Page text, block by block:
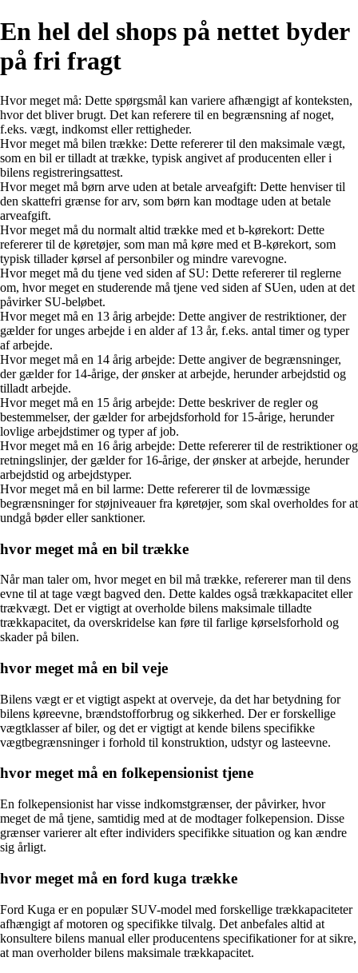
En hel del shops på nettet byder
på fri fragt
Hvor meget må: Dette spørgsmål kan variere afhængigt af konteksten,
hvor det bliver brugt. Det kan referere til en begrænsning af noget,
f.eks. vægt, indkomst eller rettigheder.
Hvor meget må bilen trække: Dette refererer til den maksimale vægt,
som en bil er tilladt at trække, typisk angivet af producenten eller i
bilens registreringsattest.
Hvor meget må børn arve uden at betale arveafgift: Dette henviser til
den skattefri grænse for arv, som børn kan modtage uden at betale
arveafgift.
Hvor meget må du normalt altid trække med et b-kørekort: Dette
refererer til de køretøjer, som man må køre med et B-kørekort, som
typisk tillader kørsel af personbiler og mindre varevogne.
Hvor meget må du tjene ved siden af SU: Dette refererer til reglerne
om, hvor meget en studerende må tjene ved siden af SUen, uden at det
påvirker SU-beløbet.
Hvor meget må en 13 årig arbejde: Dette angiver de restriktioner, der
gælder for unges arbejde i en alder af 13 år, f.eks. antal timer og typer
af arbejde.
Hvor meget må en 14 årig arbejde: Dette angiver de begrænsninger,
der gælder for 14-årige, der ønsker at arbejde, herunder arbejdstid og
tilladt arbejde.
Hvor meget må en 15 årig arbejde: Dette beskriver de regler og
bestemmelser, der gælder for arbejdsforhold for 15-årige, herunder
lovlige arbejdstimer og typer af job.
Hvor meget må en 16 årig arbejde: Dette refererer til de restriktioner og
retningslinjer, der gælder for 16-årige, der ønsker at arbejde, herunder
arbejdstid og arbejdstyper.
Hvor meget må en bil larme: Dette refererer til de lovmæssige
begrænsninger for støjniveauer fra køretøjer, som skal overholdes for at
undgå bøder eller sanktioner.
hvor meget må en bil trække
Når man taler om, hvor meget en bil må trække, refererer man til dens
evne til at tage vægt bagved den. Dette kaldes også trækkapacitet eller
trækvægt. Det er vigtigt at overholde bilens maksimale tilladte
trækkapacitet, da overskridelse kan føre til farlige kørselsforhold og
skader på bilen.
hvor meget må en bil veje
Bilens vægt er et vigtigt aspekt at overveje, da det har betydning for
bilens køreevne, brændstofforbrug og sikkerhed. Der er forskellige
vægtklasser af biler, og det er vigtigt at kende bilens specifikke
vægtbegrænsninger i forhold til konstruktion, udstyr og lasteevne.
hvor meget må en folkepensionist tjene
En folkepensionist har visse indkomstgrænser, der påvirker, hvor
meget de må tjene, samtidig med at de modtager folkepension. Disse
grænser varierer alt efter individers specifikke situation og kan ændre
sig årligt.
hvor meget må en ford kuga trække
Ford Kuga er en populær SUV-model med forskellige trækkapaciteter
afhængigt af motoren og specifikke tilvalg. Det anbefales altid at
konsultere bilens manual eller producentens specifikationer for at sikre,
at man overholder bilens maksimale trækkapacitet.